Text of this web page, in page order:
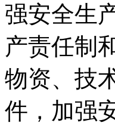
强安全生
产责任制
物资、技
件，加强